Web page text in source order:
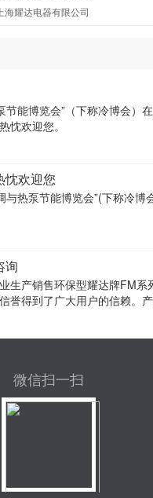
上海耀达电器有限公司
节能博览会”（下称冷博会）
忱欢迎您。
忱欢迎您
热泵节能博览会”(下称冷
询
生产销售环保型耀达牌FM
誉得到了广大用户的信赖。
微信扫一扫